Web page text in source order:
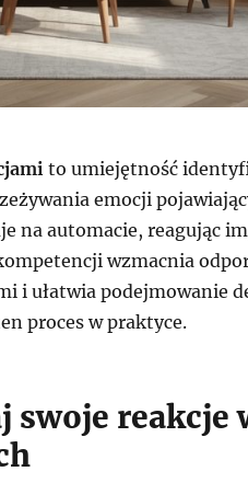
to umiejętność
emocji
na automacie, reagując
wzmacnia
i ułatwia podejmowanie
proces w praktyce.
swoje reakcje